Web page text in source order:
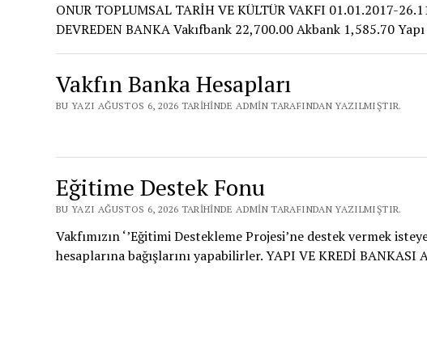
ONUR TOPLUMSAL TARİH VE KÜLTÜR VAKFI 01.01.2017-
DEVREDEN BANKA Vakıfbank 22,700.00 Akbank 1,585.70
Vakfın Banka Hesapları
BU YAZI AĞUSTOS 6, 2026 TARIHINDE ADMIN TARAFINDAN YAZILMIŞTIR.
Eğitime Destek Fonu
BU YAZI AĞUSTOS 6, 2026 TARIHINDE ADMIN TARAFINDAN YAZILMIŞTIR.
Vakfımızın ‘’Eğitimi Destekleme Projesi’ne destek vermek
hesaplarına bağışlarını yapabilirler. YAPI VE KREDİ BANKASI